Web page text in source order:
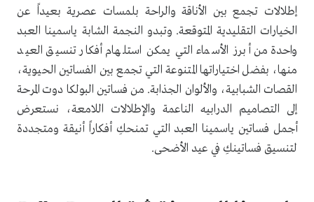
إطلالات تجمع بين الأناقة والراحة بلمسات عصرية بعيداً عن
الخيارات التقليدية المتوقعة. وتبدو النجمة الشابة ياسمينا العبد
واحدة من أبرز الأسماء التي يمكن استلهام أفكار تنسيق العيد
منها، بفضل اختياراتها المتنوعة التي تجمع بين الفساتين الحيوية،
القصات الشبابية، والألوان الجذابة. من فساتين البولكا دوت المرحة
إلى التصاميم الدرابيه الناعمة والإطلالات اللامعة، نستعرض
أجمل فساتين ياسمينا العبد التي تمنحكِ أفكاراً أنيقة ومتجددة
لتنسيق فساتينكِ في عيد الأضحى.